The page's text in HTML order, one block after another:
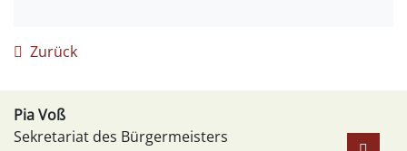
Zurück
PiaVoß
Sekretariat des Bürgermeisters